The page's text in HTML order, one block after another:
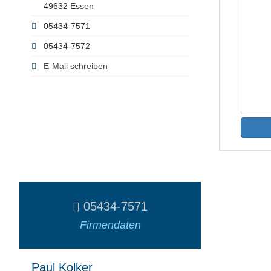
49632 Essen
05434-7571
05434-7572
E-Mail schreiben
05434-7571
Firmendaten
Paul Kolker